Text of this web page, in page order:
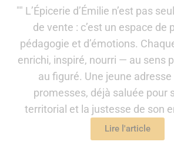
"" L’Épicerie d’Émilie n’est pas
de vente : c’est un espace de
pédagogie et d’émotions.
enrichi, inspiré, nourri — au sens
au figuré. Une jeune
promesses, déjà saluée pour
territorial et la justesse de son
Lire l'article